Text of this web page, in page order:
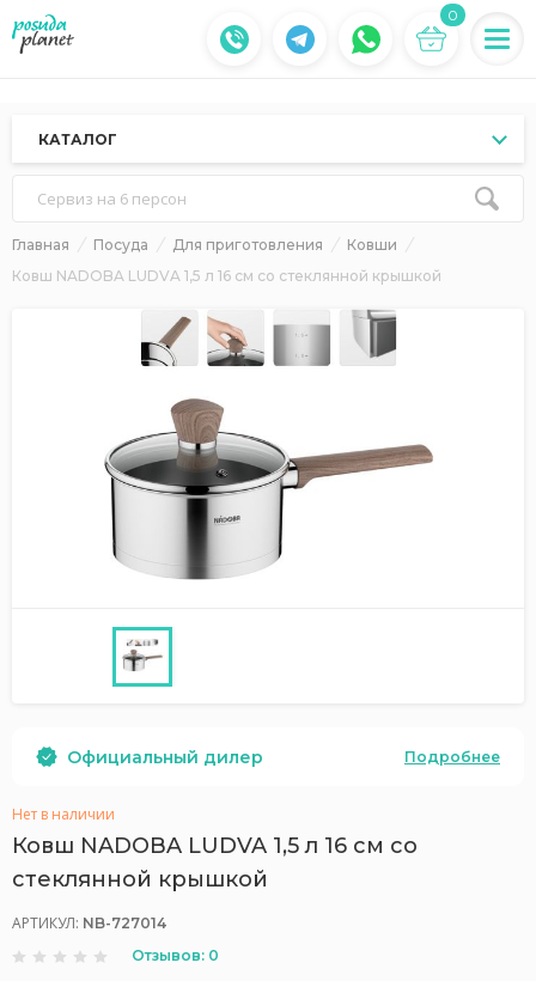
0
КАТАЛОГ
Сервиз на 6 персон
Главная Посуда Для приготовления
Ковши
Ковш NADOBA LUDVA 1,5 л 16 см со стеклянной крышкой
Официальный дилер Подробнее
Нет в наличии
Ковш NADOBA LUDVA 1,5 л 16 см со
стеклянной крышкой
АРТИКУЛ: NB-727014
Отзывов: 0